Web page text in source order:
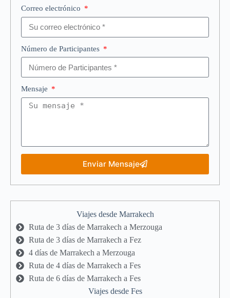
Correo electrónico
Número de Participantes
Mensaje
Enviar Mensaje
Viajes desde Marrakech
Ruta de 3 días de Marrakech a Merzouga
Ruta de 3 días de Marrakech a Fez
4 días de Marrakech a Merzouga
Ruta de 4 días de Marrakech a Fes
Ruta de 6 días de Marrakech a Fes
Viajes desde Fes